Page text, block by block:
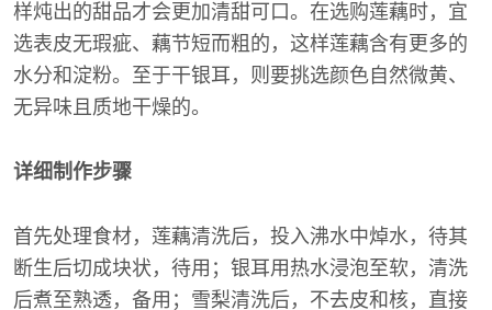
样炖出的甜品才会更加清甜可口。在选购莲藕时，宜
选表皮无瑕疵、藕节短而粗的，这样莲藕含有更多的
水分和淀粉。至于干银耳，则要挑选颜色自然微黄、
无异味且质地干燥的。
详细制作步骤
首先处理食材，莲藕清洗后，投入沸水中焯水，待其
断生后切成块状，待用；银耳用热水浸泡至软，清洗
后煮至熟透，备用；雪梨清洗后，不去皮和核，直接